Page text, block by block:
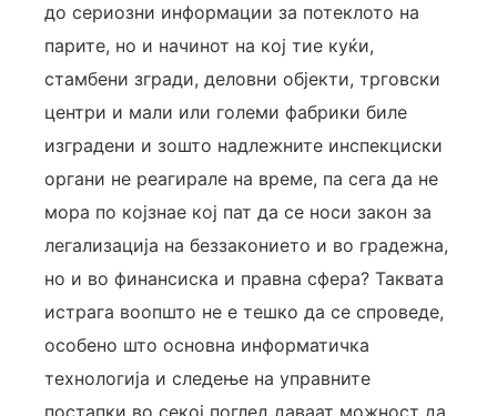
до сериозни информации за потеклото на
парите, но и начинот на кој тие куќи,
стамбени згради, деловни објекти, трговски
центри и мали или големи фабрики биле
изградени и зошто надлежните инспекциски
органи не реагирале на време, па сега да не
мора по којзнае кој пат да се носи закон за
легализација на беззаконието и во градежна,
но и во финансиска и правна сфера? Таквата
истрага воопшто не е тешко да се спроведе,
особено што основна информатичка
технологија и следење на управните